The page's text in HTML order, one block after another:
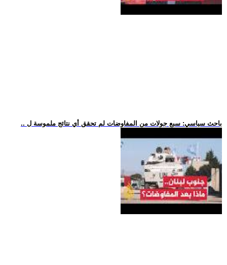
.. باحث سياسي: سبع جولات من المفاوضات لم تحقق أي نتائج ملموسة ل